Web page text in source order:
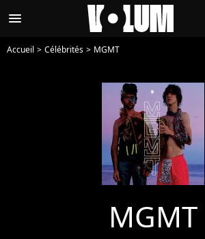
menu
Accueil Célébrités MGMT
MGMT